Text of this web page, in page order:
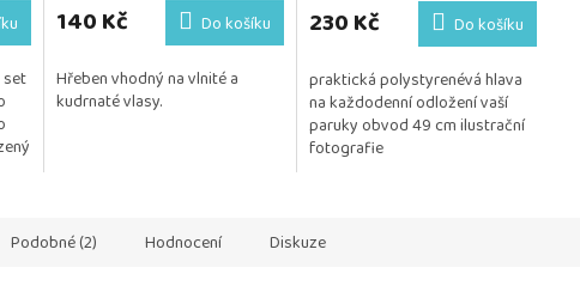
set
140 Kč Do košíku
Hřeben vhodný na vlnité a
kudrnaté vlasy.
230 Kč Do košíku
praktická polystyrenévá hlava
na každodenní odložení vaší
paruky obvod 49 cm ilustrační
fotografie
Podobné (2) Hodnocení Diskuze